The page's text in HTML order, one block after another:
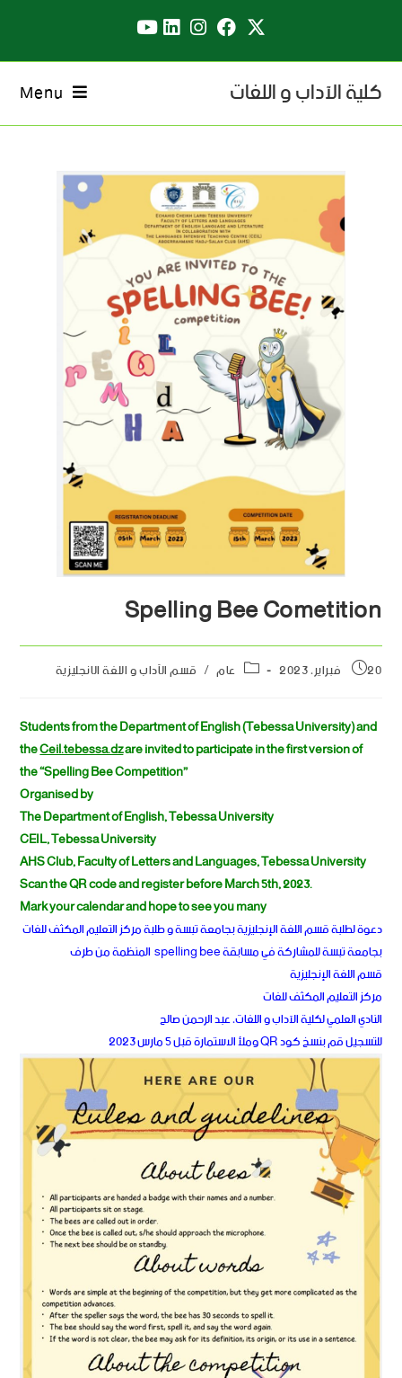
كلية الآداب و اللغات Menu
Spelling Bee Cometition
20 فبراير، 2023 عام / قسم الآداب و اللغة الانجليزية
Students from the Department of English (Tebessa University) and
theCeil.tebessa.dzare invited to participate in the first version of
the “Spelling Bee Competition”
Organised by
The Department of English, Tebessa University
CEIL, Tebessa University
AHS Club, Faculty of Letters and Languages, Tebessa University
Scan the QR code and register before March 5th, 2023.
Mark your calendar and hope to see you many
دعوة لطلبة قسم اللغة الإنجليزية بجامعة تبسة و طلبة مركز التعليم المكثف للغات
بجامعة تبسة للمشاركة في مسابقة spelling bee المنظمة من طرف
قسم اللغة الإنجليزية
مركز التعليم المكثف للغات
النادي العلمي لكلية الآداب و اللغات، عبد الرحمن صالح
للتسجيل قم بنسخ كود QR وملأ الاستمارة قبل 5 مارس 2023